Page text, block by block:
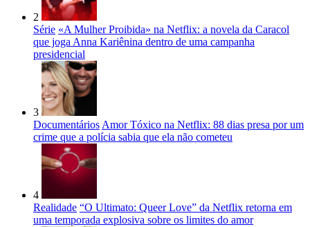
2
Série «A Mulher Proibida» na Netflix: a novela da Caracol
que joga Anna Kariênina dentro de uma campanha
presidencial
3
Documentários Amor Tóxico na Netflix: 88 dias presa por um
crime que a polícia sabia que ela não cometeu
4
Realidade “O Ultimato: Queer Love” da Netflix retorna em
uma temporada explosiva sobre os limites do amor